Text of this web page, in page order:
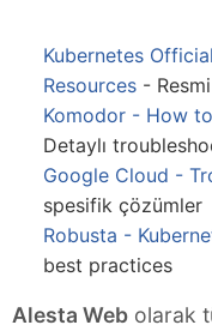
Kubernetes
Resources- Resmi
Komodor - How
Detaylı
Google Cloud -
spesifik çözümler
Robusta -
best practices
Alesta Web olarak